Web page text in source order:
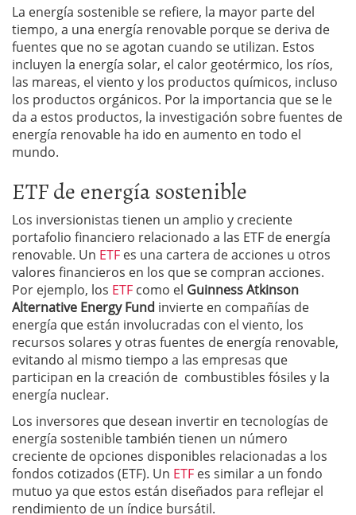
La energía sostenible se refiere, la mayor parte del
tiempo, a una energía renovable porque se deriva de
fuentes que no se agotan cuando se utilizan. Estos
incluyen la energía solar, el calor geotérmico, los ríos,
las mareas, el viento y los productos químicos, incluso
los productos orgánicos. Por la importancia que se le
da a estos productos, la investigación sobre fuentes de
energía renovable ha ido en aumento en todo el
mundo.
ETF de energía sostenible
Los inversionistas tienen un amplio y creciente
portafolio financiero relacionado a las ETF de energía
renovable. Un ETF es una cartera de acciones u otros
valores financieros en los que se compran acciones.
Por ejemplo, los ETF como el Guinness Atkinson
Alternative Energy Fund invierte en compañías de
energía que están involucradas con el viento, los
recursos solares y otras fuentes de energía renovable,
evitando al mismo tiempo a las empresas que
participan en la creación de combustibles fósiles y la
energía nuclear.
Los inversores que desean invertir en tecnologías de
energía sostenible también tienen un número
creciente de opciones disponibles relacionadas a los
fondos cotizados (ETF). Un ETF es similar a un fondo
mutuo ya que estos están diseñados para reflejar el
rendimiento de un índice bursátil.